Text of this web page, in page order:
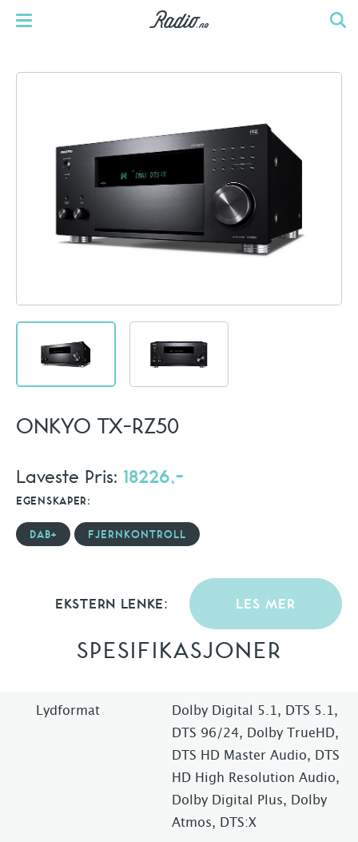
ONKYO TX-RZ50
Laveste Pris: 18226,-
EGENSKAPER:
DAB+ FJERNKONTROLL
EKSTERN LENKE: LES MER
SPESIFIKASJONER
Lydformat
Dolby Digital 5.1, DTS 5.1,
DTS 96/24, Dolby TrueHD,
DTS HD Master Audio, DTS
HD High Resolution Audio,
Dolby Digital Plus, Dolby
Atmos, DTS:X